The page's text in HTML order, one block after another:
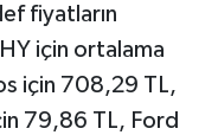
fiyatların
için ortalama
için 708,29 TL,
79,86 TL, Ford